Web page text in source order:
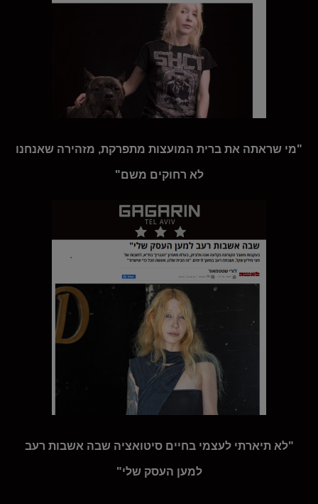
"מי שראתה את ברית המועצות מתפרקת, מזהירה שאנחנו
לא רחוקים משם"
"לא תיארתי לעצמי בחיים סיטואציה שבה אשבות רעב
למען העסק שלי"